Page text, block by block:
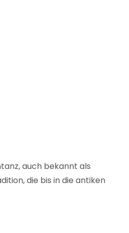
auch bekannt als
die bis in die antiken